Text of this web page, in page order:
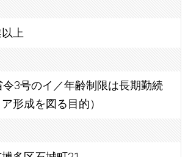
上
3号のイ／年齢制限は長期勤続
形成を図る目的）